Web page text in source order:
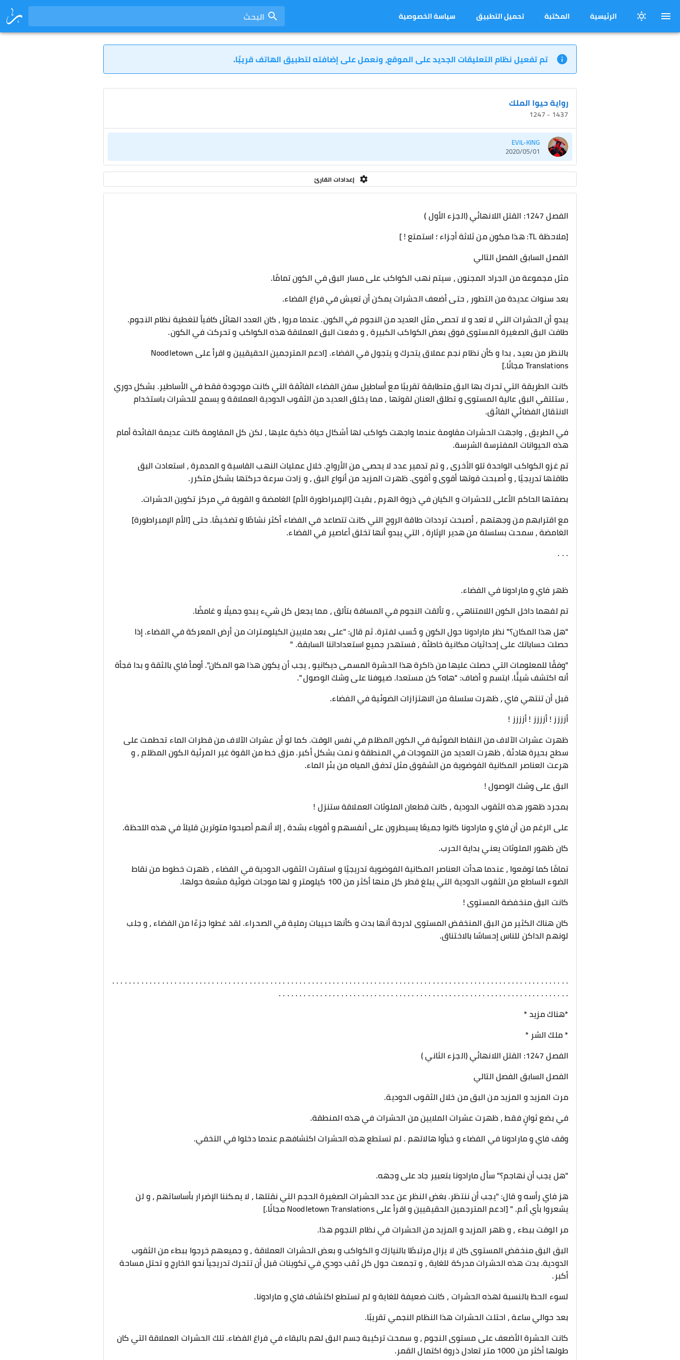
الرئيسية المكتبة تحميل التطبيق سياسة الخصوصية البحث
تم تفعيل نظام التعليقات الجديد على الموقع، ونعمل على إضافته لتطبيق الهاتف قريبًا.
رواية حيوا الملك
1437 - 1247
EVIL-KING
2020/05/01
إعدادات القارئ
الفصل 1247: القتل اللانهائي (الجزء الأول )
[ملاحظة TL: هذا مكون من ثلاثة أجزاء ؛ استمتع ! ]
الفصل السابق الفصل التالي
مثل مجموعة من الجراد المجنون ، سيتم نهب الكواكب على مسار البق في الكون تمامًا.
بعد سنوات عديدة من التطور ، حتى أضعف الحشرات يمكن أن تعيش في فراغ الفضاء.
يبدو أن الحشرات التي لا تعد و لا تحصى مثل العديد من النجوم في الكون. عندما مروا ، كان العدد الهائل كافياً لتغطية نظام النجوم.
طافت البق الصغيرة المستوى فوق بعض الكواكب الكبيرة ، و دفعت البق العملاقة هذه الكواكب و تحركت في الكون.
بالنظر من بعيد ، بدا و كأن نظام نجم عملاق يتحرك و يتجول في الفضاء. [ادعم المترجمين الحقيقيين و اقرأ على Noodletown
Translations مجانًا.]
كانت الطريقة التي تحرك بها البق متطابقة تقريبًا مع أساطيل سفن الفضاء الفائقة التي كانت موجودة فقط في الأساطير. بشكل دوري
، ستلتقي البق عالية المستوى و تطلق العنان لقوتها ، مما يخلق العديد من الثقوب الدودية العملاقة و يسمح للحشرات باستخدام
الانتقال الفضائي الفائق.
في الطريق ، واجهت الحشرات مقاومة عندما واجهت كواكب لها أشكال حياة ذكية عليها ، لكن كل المقاومة كانت عديمة الفائدة أمام
هذه الحيوانات المفترسة الشرسة.
تم غزو الكواكب الواحدة تلو الأخرى ، و تم تدمير عدد لا يحصى من الأرواح. خلال عمليات النهب القاسية و المدمرة ، استعادت البق
طاقتها تدريجيًا ، و أصبحت قوتها أقوى و أقوى. ظهرت المزيد من أنواع البق ، و زادت سرعة حركتها بشكل متكرر.
بصفتها الحاكم الأعلى للحشرات و الكيان في ذروة الهرم ، بقيت [الإمبراطورة الأم] الغامضة و القوية في مركز تكوين الحشرات.
مع اقترابهم من وجهتهم ، أصبحت ترددات طاقة الروح التي كانت تتصاعد في الفضاء أكثر نشاطًا و تضخيمًا. حتى [الأم الإمبراطورة]
الغامضة ، سمحت بسلسلة من هدير الإثارة ، التي يبدو أنها تخلق أعاصير في الفضاء.
. . .
ظهر فاي و مارادونا في الفضاء.
تم لفهما داخل الكون اللامتناهي ، و تألقت النجوم في المسافة بتألق ، مما يجعل كل شيء يبدو جميلًا و غامضًا.
"هل هذا المكان؟" نظر مارادونا حول الكون و حُسب لفترة. ثم قال: "على بعد ملايين الكيلومترات من أرض المعركة في الفضاء. إذا
حصلت حساباتك على إحداثيات مكانية خاطئة ، فستهدر جميع استعداداتنا السابقة. "
"وفقًا للمعلومات التي حصلت عليها من ذاكرة هذا الحشرة المسمى ديكانيو ، يجب أن يكون هذا هو المكان". أومأ فاي بالثقة و بدا فجأة
أنه اكتشف شيئًا. ابتسم و أضاف: "هاه؟ كن مستعدا. ضيوفنا على وشك الوصول ".
قبل أن تنتهي فاي ، ظهرت سلسلة من الاهتزازات الضوئية في الفضاء.
أزززز ! أزززز ! أزززز !
ظهرت عشرات الآلاف من النقاط الضوئية في الكون المظلم في نفس الوقت. كما لو أن عشرات الآلاف من قطرات الماء تحطمت على
سطح بحيرة هادئة ، ظهرت العديد من التموجات في المنطقة و نمت بشكل أكبر. مزق خط من القوة غير المرئية الكون المظلم ، و
هرعت العناصر المكانية الفوضوية من الشقوق مثل تدفق المياه من بئر الماء.
البق على وشك الوصول !
بمجرد ظهور هذه الثقوب الدودية ، كانت قطعان الملوثات العملاقة ستنزل !
على الرغم من أن فاي و مارادونا كانوا جميعًا يسيطرون على أنفسهم و أقوياء بشدة ، إلا أنهم أصبحوا متوترين قليلاً في هذه اللحظة.
كان ظهور الملوثات يعني بداية الحرب.
تمامًا كما توقعوا ، عندما هدأت العناصر المكانية الفوضوية تدريجيًا و استقرت الثقوب الدودية في الفضاء ، ظهرت خطوط من نقاط
الضوء الساطع من الثقوب الدودية التي يبلغ قطر كل منها أكثر من 100 كيلومتر و لها موجات ضوئية مشعة حولها.
كانت البق منخفضة المستوى !
كان هناك الكثير من البق المنخفض المستوى لدرجة أنها بدت و كأنها حبيبات رملية في الصحراء. لقد غطوا جزءًا من الفضاء ، و جلب
لونهم الداكن للناس إحساسًا بالاختناق.
. . . . . . . . . . . . . . . . . . . . . . . . . . . . . . . . . . . . . . . . . . . . . . . . . . . . . . . . . . . . . . . . . . . . . . . . . . . . . . . . . . . . . . . . . . . . . . . . . . . . . . . . . . . . . .
. . . . . . . . . . . . . . . . . . . . . . . . . . . . . . . . . . . . . . . . . . . . . . . . . . . . . . . . . . . . . . . . . . . . . .
*هناك مزيد *
* ملك الشر *
الفصل 1247: القتل اللانهائي (الجزء الثاني )
الفصل السابق الفصل التالي
مرت المزيد و المزيد من البق من خلال الثقوب الدودية.
في بضع ثوانٍ فقط ، ظهرت عشرات الملايين من الحشرات في هذه المنطقة.
وقف فاي و مارادونا في الفضاء و خبأوا هالاتهم . لم تستطع هذه الحشرات اكتشافهم عندما دخلوا في التخفي.
"هل يجب أن نهاجم؟" سأل مارادونا بتعبير جاد على وجهه.
هز فاي رأسه و قال: "يجب أن ننتظر. بغض النظر عن عدد الحشرات الصغيرة الحجم التي نقتلها ، لا يمكننا الإضرار بأساساتهم ، و لن
يشعروا بأي ألم. " [ادعم المترجمين الحقيقيين و اقرأ على Noodletown Translations مجانًا.]
مر الوقت ببطء ، و ظهر المزيد و المزيد من الحشرات في نظام النجوم هذا.
البق البق منخفض المستوى كان لا يزال مرتبطًا بالنيازك و الكواكب و بعض الحشرات العملاقة ، و جميعهم خرجوا ببطء من الثقوب
الدودية. بدت هذه الحشرات مدركة للغاية ، و تجمعت حول كل ثقب دودي في تكوينات قبل أن تتحرك تدريجياً نحو الخارج و تحتل مساحة
أكبر.
لسوء الحظ بالنسبة لهذه الحشرات ، كانت ضعيفة للغاية و لم تستطع اكتشاف فاي و مارادونا.
بعد حوالي ساعة ، احتلت الحشرات هذا النظام النجمي تقريبًا.
كانت الحشرة الأضعف على مستوى النجوم ، و سمحت تركيبة جسم البق لهم بالبقاء في فراغ الفضاء. تلك الحشرات العملاقة التي كان
طولها أكثر من 1000 متر تعادل ذروة اكتمال القمر.